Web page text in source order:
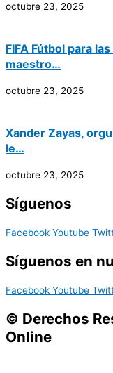
octubre 23, 2025
FIFA Fútbol para
maestro…
octubre 23, 2025
Xander Zayas,
le…
octubre 23, 2025
Síguenos
Facebook Youtube
Síguenos en
Facebook Youtube
© Derechos
Online